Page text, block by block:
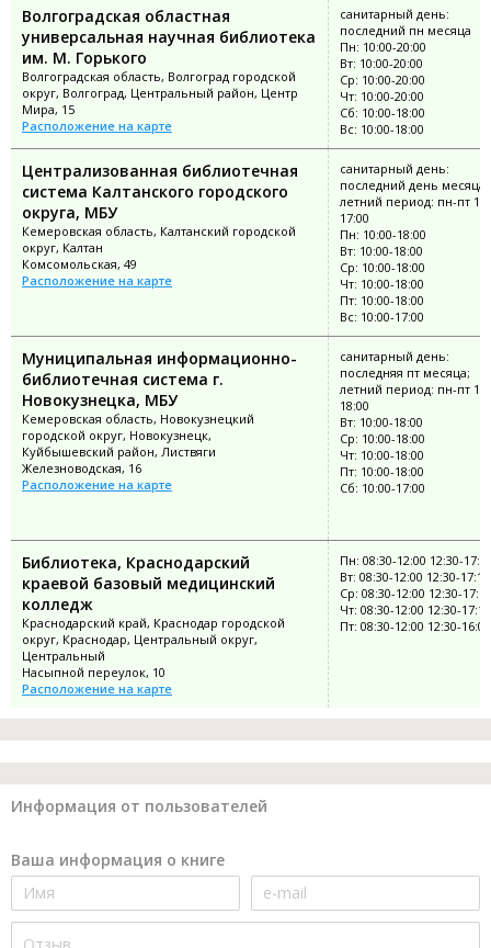
Волгоградская областная
универсальная научная библиотека
им. М. Горького
Волгоградская область, Волгоград городской
округ, Волгоград, Центральный район, Центр
Мира, 15
Расположение на карте
санитарный день:
последний пн месяца
Пн: 10:00-20:00
Вт: 10:00-20:00
Ср: 10:00-20:00
Чт: 10:00-20:00
Сб: 10:00-18:00
Вс: 10:00-18:00
Централизованная библиотечная
система Калтанского городского
округа, МБУ
Кемеровская область, Калтанский городской
округ, Калтан
Комсомольская, 49
Расположение на карте
санитарный день:
последний день месяца;
летний период: пн-пт
17:00
Пн: 10:00-18:00
Вт: 10:00-18:00
Ср: 10:00-18:00
Чт: 10:00-18:00
Пт: 10:00-18:00
Вс: 10:00-17:00
Муниципальная информационно-
библиотечная система г.
Новокузнецка, МБУ
Кемеровская область, Новокузнецкий
городской округ, Новокузнецк,
Куйбышевский район, Листвяги
Железноводская, 16
Расположение на карте
санитарный день:
последняя пт месяца;
летний период: пн-пт
18:00
Вт: 10:00-18:00
Ср: 10:00-18:00
Чт: 10:00-18:00
Пт: 10:00-18:00
Сб: 10:00-17:00
Библиотека, Краснодарский
краевой базовый медицинский
колледж
Краснодарский край, Краснодар городской
округ, Краснодар, Центральный округ,
Центральный
Насыпной переулок, 10
Расположение на карте
Пн: 08:30-12:00 12:30-
Вт: 08:30-12:00 12:30-17:15
Ср: 08:30-12:00 12:30-17:15
Чт: 08:30-12:00 12:30-17:15
Пт: 08:30-12:00 12:30-16:00
Информация от пользователей
Ваша информация о книге